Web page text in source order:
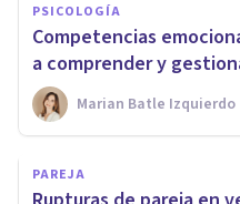
PSICOLOGÍA
Competencias
a comprender y
Marian Batle Izquierdo
PAREJA